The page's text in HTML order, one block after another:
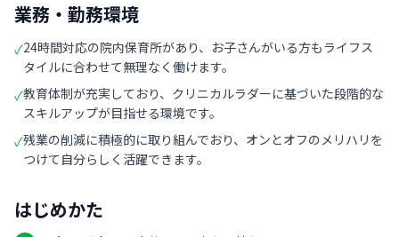
業務・勤務環境
✓24時間対応の院内保育所があり、お子さんがいる方もライフス
タイルに合わせて無理なく働けます。
✓教育体制が充実しており、クリニカルラダーに基づいた段階的な
スキルアップが目指せる環境です。
✓残業の削減に積極的に取り組んでおり、オンとオフのメリハリを
つけて自分らしく活躍できます。
はじめかた